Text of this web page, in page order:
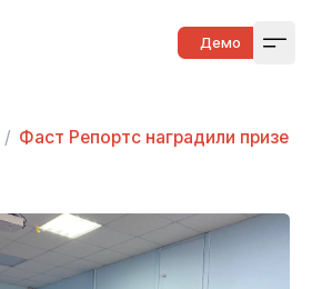
Демо
/ Фаст Репортс наградили